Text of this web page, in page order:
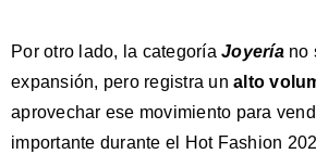
Por otro lado, la categoría Joyeríano
expansión, pero registra un alto
aprovechar ese movimiento para
importante durante el Hot Fashion